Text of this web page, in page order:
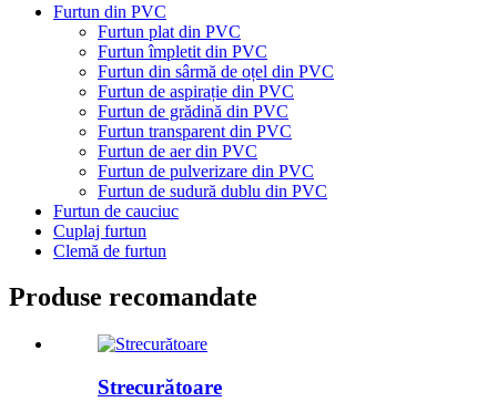
Furtun din PVC
Furtun plat din PVC
Furtun împletit din PVC
Furtun din sârmă de oțel din PVC
Furtun de aspirație din PVC
Furtun de grădină din PVC
Furtun transparent din PVC
Furtun de aer din PVC
Furtun de pulverizare din PVC
Furtun de sudură dublu din PVC
Furtun de cauciuc
Cuplaj furtun
Clemă de furtun
Produse recomandate
Strecurătoare